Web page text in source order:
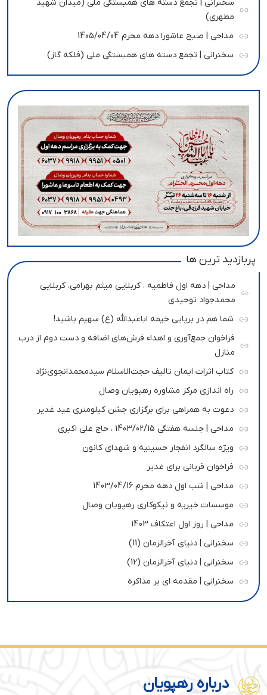
سخنرانی | تجمع دسته های همبستگی ملی (میدان شهید
مطهری)
مداحی | صبح عاشورا دهه محرم 1405/04/04
سخنرانی | تجمع دسته های همبستگی ملی (فلکه گاز)
پربازدید ترین ها
مداحی | دهه اول فاطمیه ، کربلایی میثم بهرامی، کربلایی
محمدجواد توحیدی
شما هم در برپایی خیمه اباعبدالله (ع) سهیم باشید!
فراخوان جمع‌آوری و اهداء فرش‌های اضافه و دست دوم از درب
منازل
کتاب اثرات ایمان تالیف حجت‌الاسلام سیدمحمدانجوی‌نژاد
راه اندازی مرکز مشاوره رهپویان وصال
دعوت به همراهی برای برگزاری جشن کیلومتری عید غدیر
مداحی | جلسه هفتگی 1403/02/15 ، حاج علی اکبری
ویژه سالگرد انفجار حسینیه و شهدای کانون
فراخوان قربانی برای غدیر
مداحی | شب اول دهه محرم 1403/04/16
موسسات خیریه و نیکوکاری رهپویان وصال
مداحی | روز اول اعتکاف 1403
سخنرانی | دنیای آخرالزمان (11)
سخنرانی | دنیای آخرالزمان (12)
سخنرانی | مقدمه ای بر مذاکره
درباره رهپویان